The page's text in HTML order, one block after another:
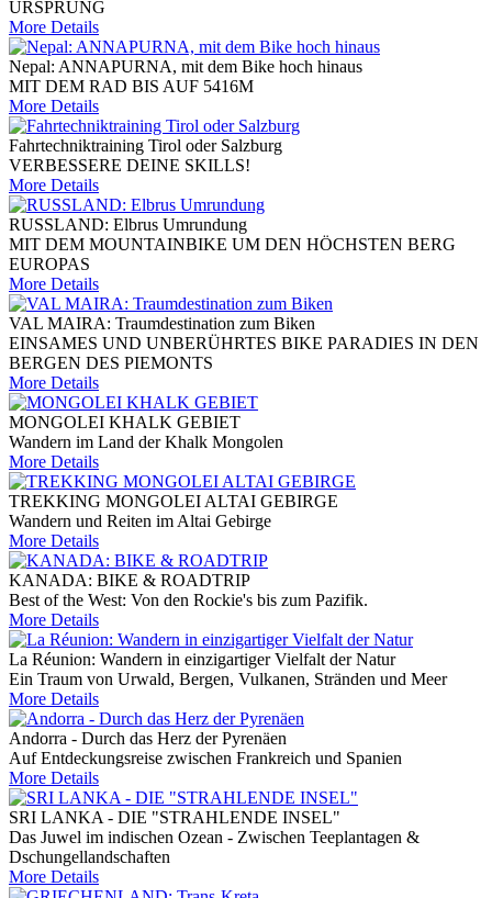
URSPRUNG
More Details
Nepal: ANNAPURNA, mit dem Bike hoch hinaus
MIT DEM RAD BIS AUF 5416M
More Details
Fahrtechniktraining Tirol oder Salzburg
VERBESSERE DEINE SKILLS!
More Details
RUSSLAND: Elbrus Umrundung
MIT DEM MOUNTAINBIKE UM DEN HÖCHSTEN BERG
EUROPAS
More Details
VAL MAIRA: Traumdestination zum Biken
EINSAMES UND UNBERÜHRTES BIKE PARADIES IN DEN
BERGEN DES PIEMONTS
More Details
MONGOLEI KHALK GEBIET
Wandern im Land der Khalk Mongolen
More Details
TREKKING MONGOLEI ALTAI GEBIRGE
Wandern und Reiten im Altai Gebirge
More Details
KANADA: BIKE & ROADTRIP
Best of the West: Von den Rockie's bis zum Pazifik.
More Details
La Réunion: Wandern in einzigartiger Vielfalt der Natur
Ein Traum von Urwald, Bergen, Vulkanen, Stränden und Meer
More Details
Andorra - Durch das Herz der Pyrenäen
Auf Entdeckungsreise zwischen Frankreich und Spanien
More Details
SRI LANKA - DIE "STRAHLENDE INSEL"
Das Juwel im indischen Ozean - Zwischen Teeplantagen &
Dschungellandschaften
More Details